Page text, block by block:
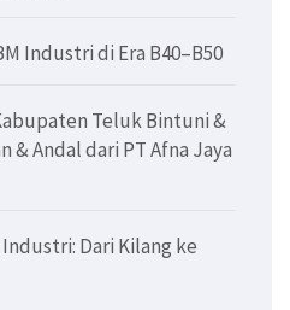
Industri di Era B40–B50
Teluk Bintuni &
& Andal dari PT Afna Jaya
Dari Kilang ke